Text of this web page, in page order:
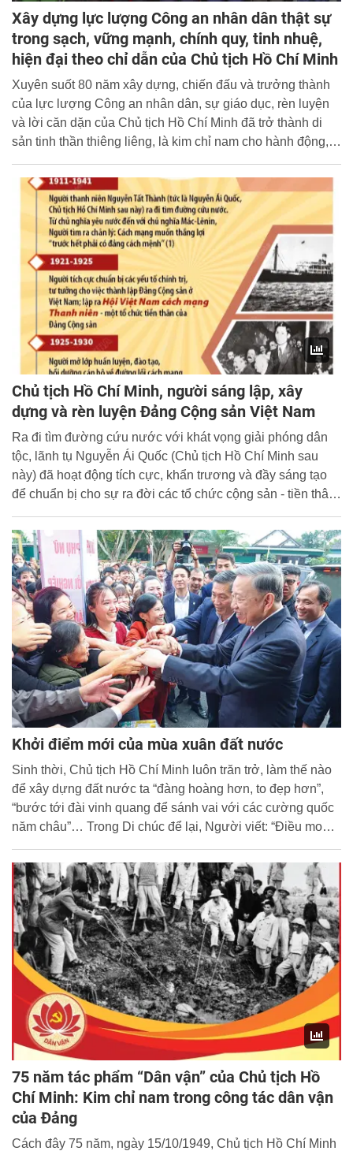
Xây dựng lực lượng Công an nhân dân thật sự
trong sạch, vững mạnh, chính quy, tinh nhuệ,
hiện đại theo chỉ dẫn của Chủ tịch Hồ Chí Minh
Xuyên suốt 80 năm xây dựng, chiến đấu và trưởng thành
của lực lượng Công an nhân dân, sự giáo dục, rèn luyện
và lời căn dặn của Chủ tịch Hồ Chí Minh đã trở thành di
sản tinh thần thiêng liêng, là kim chỉ nam cho hành động,
lực lượng Công an nhân dân trong sự nghiệp đấu tranh
giải phóng dân tộc, xây dựng và bảo vệ Tổ quốc.
Chủ tịch Hồ Chí Minh, người sáng lập, xây
dựng và rèn luyện Ðảng Cộng sản Việt Nam
Ra đi tìm đường cứu nước với khát vọng giải phóng dân
tộc, lãnh tụ Nguyễn Ái Quốc (Chủ tịch Hồ Chí Minh sau
này) đã hoạt động tích cực, khẩn trương và đầy sáng tạo
để chuẩn bị cho sự ra đời các tổ chức cộng sản - tiền thân
cực chuẩn bị đầy đủ các yếu tố về chính trị, tư tưởng và tổ
chức cho việc ra đời Ðảng Cộng sản Việt Nam. Ðảng
Cộng sản Việt Nam ra đời, gắn liền với tên tuổi của Chủ
tịch Hồ Chí Minh, là sự chuẩn bị tất yếu đầu tiên có tính
quyết định cho những bước phát triển nhảy vọt mới về sau
trong lịch sử của dân tộc Việt Nam.
Khởi điểm mới của mùa xuân đất nước
Sinh thời, Chủ tịch Hồ Chí Minh luôn trăn trở, làm thế nào
để xây dựng đất nước ta “đàng hoàng hơn, to đẹp hơn”,
“bước tới đài vinh quang để sánh vai với các cường quốc
năm châu”… Trong Di chúc để lại, Người viết: “Điều mong
kết phấn đấu, xây dựng một nước Việt Nam hoà bình,
thống nhất, độc lập, dân chủ và giàu mạnh, và góp phần
xứng đáng vào sự nghiệp cách mạng thế giới”.
75 năm tác phẩm “Dân vận” của Chủ tịch Hồ
Chí Minh: Kim chỉ nam trong công tác dân vận
của Đảng
Cách đây 75 năm, ngày 15/10/1949, Chủ tịch Hồ Chí Minh